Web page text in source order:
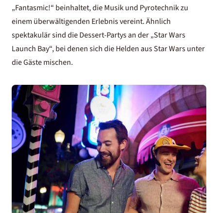
„Fantasmic!“ beinhaltet, die Musik und Pyrotechnik zu
einem überwältigenden Erlebnis vereint. Ähnlich
spektakulär sind die Dessert-Partys an der „Star Wars
Launch Bay“, bei denen sich die Helden aus Star Wars unter
die Gäste mischen.